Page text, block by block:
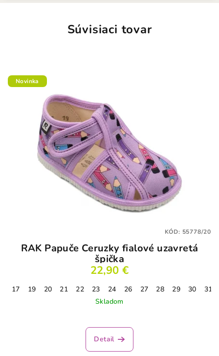
Súvisiaci tovar
Novinka
RAK Papuče Ceruzky fialové uzavretá
špička
22,90 €
17 19 20 21 22 23 24 26 27 28 29 30
31
Skladom
Detail
KÓD: 55778/20